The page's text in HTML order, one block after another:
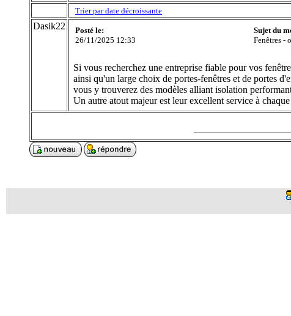
Trier par date décroissante
Dasik22
Posté le:
26/11/2025 12:33
Sujet du
Fenêtres -
Si vous recherchez une entreprise fiable pour vos
ainsi qu'un large choix de portes-fenêtres et de portes
vous y trouverez des modèles alliant isolation
Un autre atout majeur est leur excellent service à